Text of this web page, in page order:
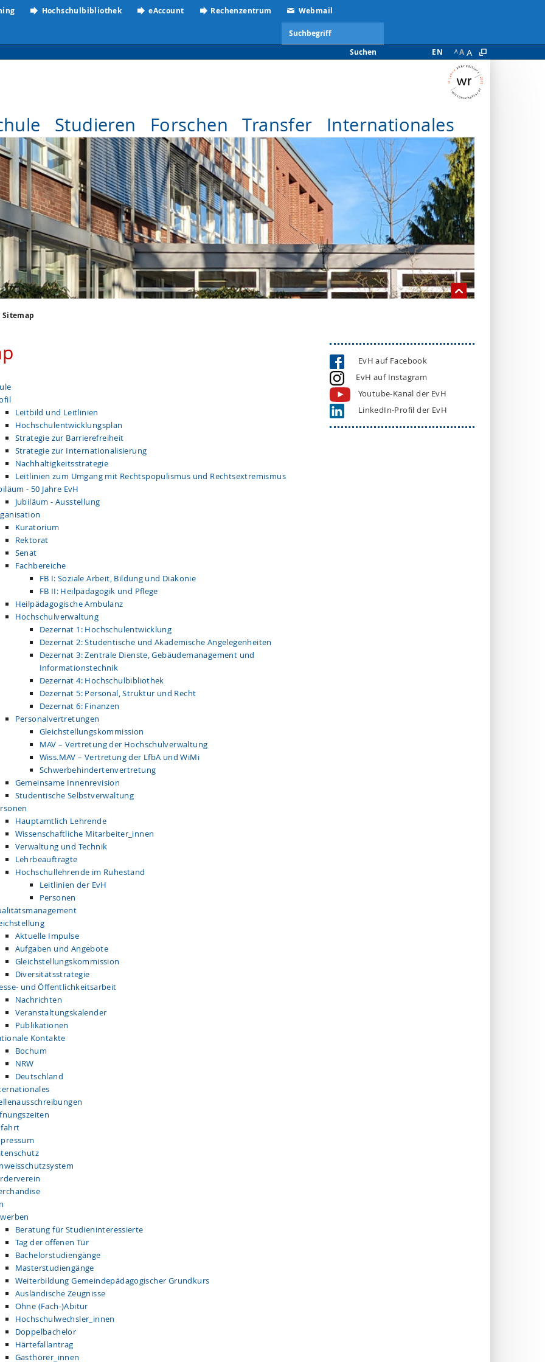
Hochschulbibliothek eAccount Rechenzentrum Webmail
Suchen EN A A A
Studieren Forschen Transfer Internationales
Sitemap
Leitbild und Leitlinien
Hochschulentwicklungsplan
Strategie zur Barrierefreiheit
Strategie zur Internationalisierung
Nachhaltigkeitsstrategie
Leitlinien zum Umgang mit Rechtspopulismus und Rechtsextremismus
- 50 Jahre EvH
Jubiläum - Ausstellung
Kuratorium
Rektorat
Senat
Fachbereiche
FB I: Soziale Arbeit, Bildung und Diakonie
FB II: Heilpädagogik und Pflege
Heilpädagogische Ambulanz
Hochschulverwaltung
Dezernat 1: Hochschulentwicklung
Dezernat 2: Studentische und Akademische Angelegenheiten
Dezernat 3: Zentrale Dienste, Gebäudemanagement und
Informationstechnik
Dezernat 4: Hochschulbibliothek
Dezernat 5: Personal, Struktur und Recht
Dezernat 6: Finanzen
Personalvertretungen
Gleichstellungskommission
MAV – Vertretung der Hochschulverwaltung
Wiss.MAV – Vertretung der LfbA und WiMi
Schwerbehindertenvertretung
Gemeinsame Innenrevision
Studentische Selbstverwaltung
Hauptamtlich Lehrende
Wissenschaftliche Mitarbeiter_innen
Verwaltung und Technik
Lehrbeauftragte
Hochschullehrende im Ruhestand
Leitlinien der EvH
Personen
Aktuelle Impulse
Aufgaben und Angebote
Gleichstellungskommission
Diversitätsstrategie
und Öffentlichkeitsarbeit
Nachrichten
Veranstaltungskalender
Publikationen
Kontakte
Bochum
NRW
Deutschland
Beratung für Studieninteressierte
Tag der offenen Tür
Bachelorstudiengänge
Masterstudiengänge
Weiterbildung Gemeindepädagogischer Grundkurs
Ausländische Zeugnisse
Ohne (Fach-)Abitur
Hochschulwechsler_innen
Doppelbachelor
Härtefallantrag
Gasthörer_innen
EvH auf Facebook
EvH auf Instagram
Youtube-Kanal der EvH
LinkedIn-Profil der EvH